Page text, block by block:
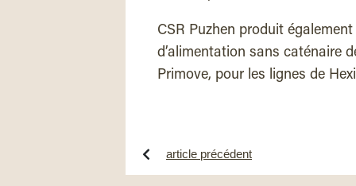
CSR Puzhen produit
d’alimentation sans caténaire
Primove, pour les lignes de
article précédent